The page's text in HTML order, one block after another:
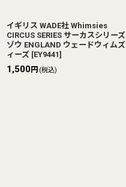
イギリス WADE社 Whimsies
CIRCUS SERIES サーカスシリーズ
ゾウ ENGLAND ウェードウィムズ
ィーズ [EY9441]
1,500円 (税込)